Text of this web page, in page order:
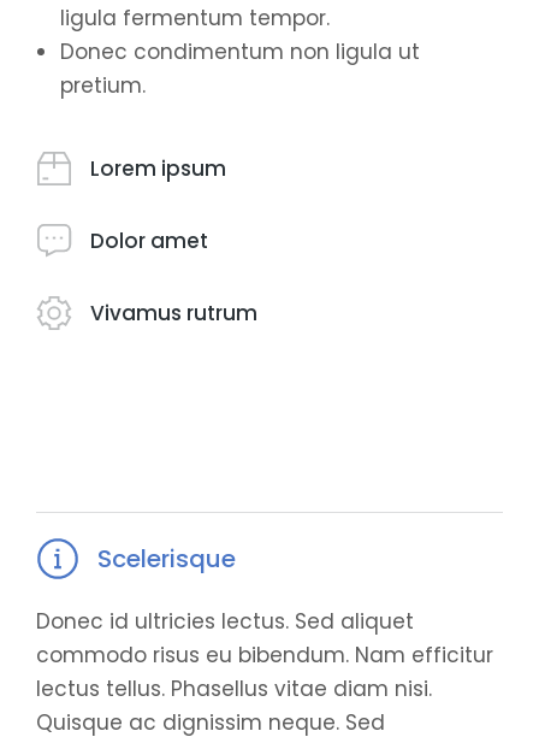
ligula fermentum tempor.
Donec condimentum non ligula ut
pretium.
Lorem ipsum
Dolor amet
Vivamus rutrum
Scelerisque
Donec id ultricies lectus. Sed aliquet
commodo risus eu bibendum. Nam efficitur
lectus tellus. Phasellus vitae diam nisi.
Quisque ac dignissim neque. Sed